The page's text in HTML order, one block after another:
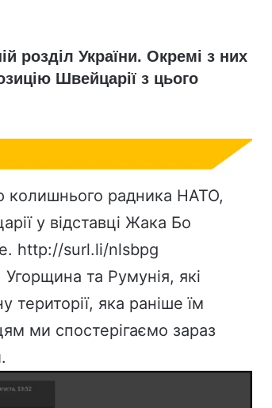
розділ України. Окремі з них
Швейцарії з цього
колишнього радника НАТО,
у відставці Жака Бо
http://surl.li/nlsbpg
Угорщина та Румунія, які
яка раніше їм
ми спостерігаємо зараз